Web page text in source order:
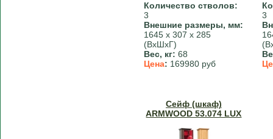
Количество стволов:
3
Внешние размеры, мм:
1645 х 307 х 285
(ВхШхГ)
Вес, кг: 68
Цена: 169980 руб
3
Сейф (шкаф)
ARMWOOD 53.074 LUX